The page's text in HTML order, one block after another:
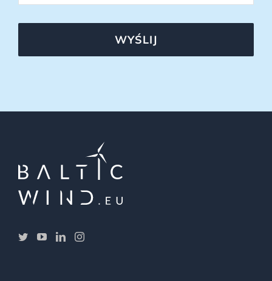
WYŚLIJ